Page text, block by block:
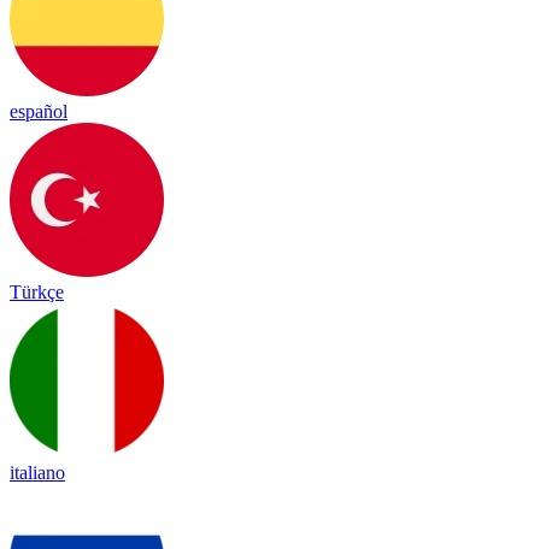
español
Türkçe
italiano